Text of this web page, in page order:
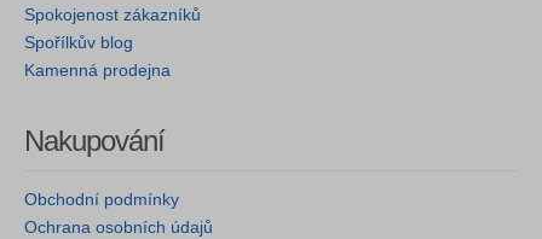
Spokojenost zákazníků
Spořílkův blog
Kamenná prodejna
Nakupování
Obchodní podmínky
Ochrana osobních údajů